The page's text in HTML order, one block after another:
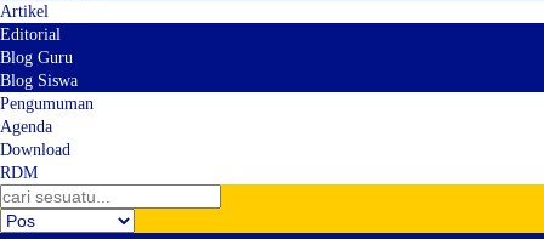
Artikel
Editorial
Blog Guru
Blog Siswa
Pengumuman
Agenda
Download
RDM